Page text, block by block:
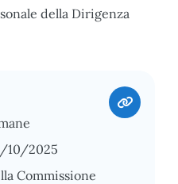
della Dirigenza
10/2025
Commissione